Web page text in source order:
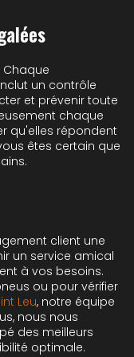
Chaque
un contrôle
et prévenir toute
chaque
qu'elles répondent
êtes certain que
client une
un service amical
à vos besoins.
ou pour vérifier
Leu, notre équipe
nous nous
des meilleurs
optimale.